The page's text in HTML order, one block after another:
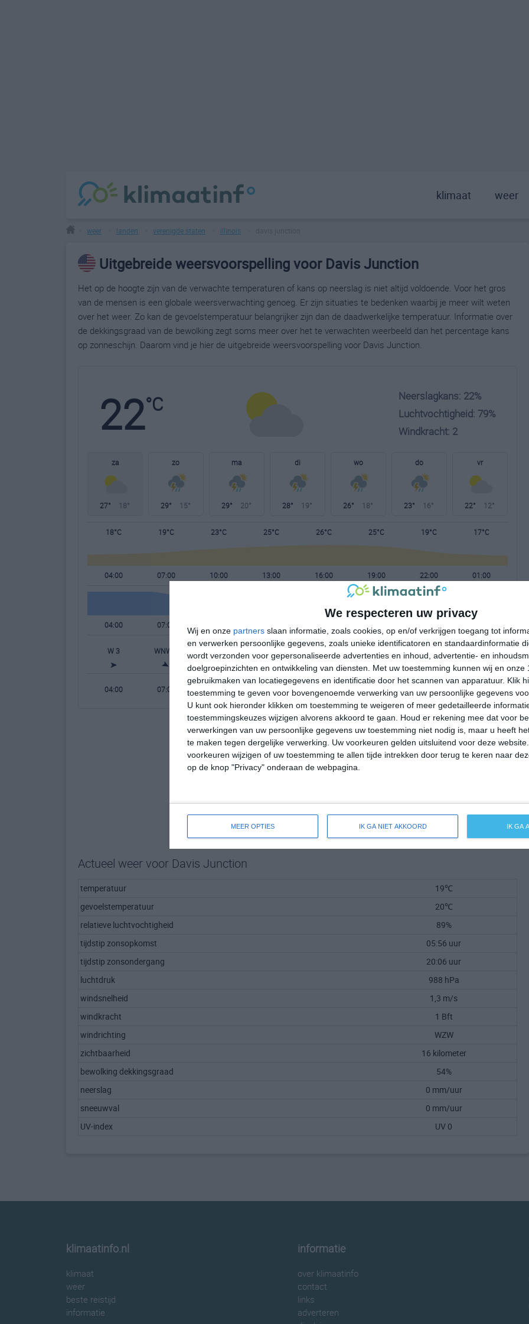
We respecteren uw privacy
Wij en onze partners slaan informatie, zoals cookies, op en/of verkrijgen toegang tot
en verwerken persoonlijke gegevens, zoals unieke identificatoren en standaardinformatie
wordt verzonden voor gepersonaliseerde advertenties en inhoud, advertentie- en
doelgroepinzichten en ontwikkeling van diensten.
Met uw toestemming kunnen wij en onze
gebruikmaken van locatiegegevens en identificatie door het scannen van apparatuur. Klik
toestemming te geven voor bovengenoemde verwerking van uw persoonlijke gegevens
U kunt ook hieronder klikken om toestemming te weigeren of meer gedetailleerde
toestemmingskeuzes wijzigen alvorens akkoord te gaan.
Houd er rekening mee dat voor
verwerkingen van uw persoonlijke gegevens uw toestemming niet nodig is, maar u heeft
te maken tegen dergelijke verwerking. Uw voorkeuren gelden uitsluitend voor deze
voorkeuren wijzigen of uw toestemming te allen tijde intrekken door terug te keren naar
op de knop "Privacy" onderaan de webpagina.
MEER OPTIES IK GA NIET AKKOORD IK GA
klimaat weer
weer landen verenigde staten illinois
Uitgebreide weersvoorspelling voor Davis Junction
Het op de hoogte zijn van de verwachte temperaturen of kans op neerslag is niet altijd voldoende. Voor het gros
van de mensen is een globale weersverwachting genoeg. Er zijn situaties te bedenken waarbij je meer wilt weten
over het weer. Zo kan de gevoelstemperatuur belangrijker zijn dan de daadwerkelijke temperatuur. Informatie over
de dekkingsgraad van de bewolking zegt soms meer over het te verwachten weerbeeld dan het percentage kans
op zonneschijn. Daarom vind je hier de uitgebreide weersvoorspelling voor Davis Junction.
22°C
Neerslagkans: 22%
Luchtvochtigheid: 79%
Windkracht: 2
za
27° 18°
zo
29° 15°
ma
29° 20°
di
28° 19°
wo
26° 18°
do
23° 16°
vr
22° 12°
18°C 19°C 23°C 25°C 26°C 25°C 19°C 17°C
04:00 07:00 10:00 13:00 16:00 19:00 22:00 01:00
04:00 07:00
W 3 WNW 3 NW 2 WNW 2 W 1 Z 1
04:00 07:00 10:00 19:00
Actueel weer voor Davis Junction
temperatuur
19℃
gevoelstemperatuur
20℃
relatieve luchtvochtigheid
89%
tijdstip zonsopkomst
05:56 uur
tijdstip zonsondergang
20:06 uur
luchtdruk
988 hPa
windsnelheid
1,3 m/s
windkracht
1 Bft
windrichting
WZW
zichtbaarheid
16 kilometer
bewolking dekkingsgraad
54%
neerslag
0 mm/uur
sneeuwval
0 mm/uur
UV-index
UV 0
klimaatinfo.nl
klimaat
weer
beste reistijd
informatie
informatie
over klimaatinfo
contact
links
adverteren